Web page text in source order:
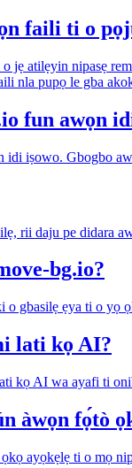
faili ti o
jẹ atilẹyin nipasẹ
nla pupọ le gba
fun awọn
iṣowo. Gbogbo
rii daju pe didara
bg.io?
o gbasilẹ ẹya ti o yọ
lati kọ AI?
kọ AI wa ayafi ti
àwọn fọ́tò
ayọkẹlẹ ti o mọ